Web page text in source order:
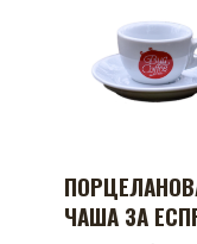
ЧАША ЗА